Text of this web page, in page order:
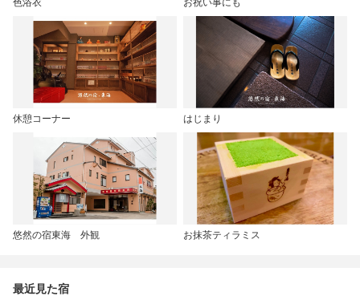
色浴衣 お祝い事にも
休憩コーナー はじまり
悠然の宿東海 外観 お抹茶ティラミス
最近見た宿